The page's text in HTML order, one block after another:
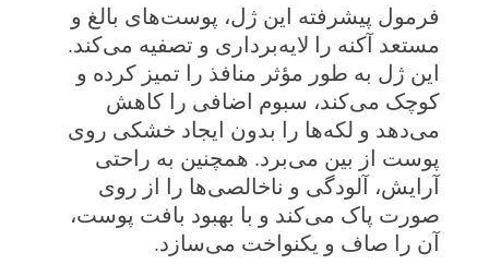
فرمول پیشرفته این ژل، پوست‌های بالغ و
مستعد آکنه را لایه‌برداری و تصفیه می‌کند.
این ژل به طور مؤثر منافذ را تمیز کرده و
کوچک می‌کند، سبوم اضافی را کاهش
می‌دهد و لکه‌ها را بدون ایجاد خشکی روی
پوست از بین می‌برد. همچنین به راحتی
آرایش، آلودگی و ناخالصی‌ها را از روی
صورت پاک می‌کند و با بهبود بافت پوست،
آن را صاف و یکنواخت می‌سازد.